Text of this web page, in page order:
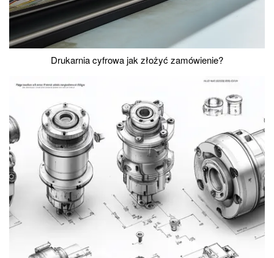
Drukarnia cyfrowa jak złożyć zamówienie?